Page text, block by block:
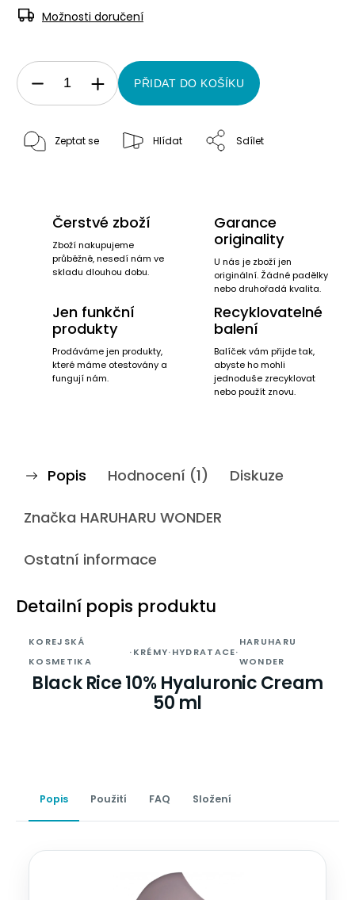
Možnosti doručení
PŘIDAT DO KOŠÍKU
Zeptat se Hlídat Sdílet
Čerstvé zboží
Zboží nakupujeme
průběžně, nesedí nám ve
skladu dlouhou dobu.
Garance
originality
U nás je zboží jen
originální. Žádné padělky
nebo druhořadá kvalita.
Jen funkční
produkty
Prodáváme jen produkty,
které máme otestovány a
fungují nám.
Recyklovatelné
balení
Balíček vám přijde tak,
abyste ho mohli
jednoduše zrecyklovat
nebo použít znovu.
Popis Hodnocení (1) Diskuze
Značka HARUHARU WONDER
Ostatní informace
Detailní popis produktu
KOREJSKÁ
KOSMETIKA
·KRÉMY·HYDRATACE·
HARUHARU
WONDER
Black Rice 10% Hyaluronic Cream
50 ml
Popis Použití FAQ Složení